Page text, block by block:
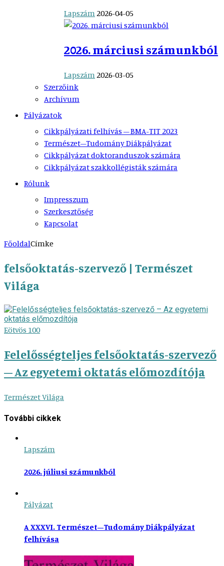
Lapszám2026-04-05
2026. márciusi számunkból
Lapszám2026-03-05
Szerzőink
Archívum
Pályázatok
Cikkpályázati felhívás – BMA-TIT 2023
Természet–Tudomány Diákpályázat
Cikkpályázat doktoranduszok számára
Cikkpályázat szakkollégisták számára
Rólunk
Impresszum
Szerkesztőség
Kapcsolat
FőoldalCímke
felsőoktatás-szervező | Természet
Világa
Eötvös 100
Felelősségteljes felsőoktatás-szervező
– Az egyetemi oktatás előmozdítója
Természet Világa
További cikkek
Lapszám
2026. júliusi számunkból
Pályázat
A XXXVI. Természet–Tudomány Diákpályázat
felhívása